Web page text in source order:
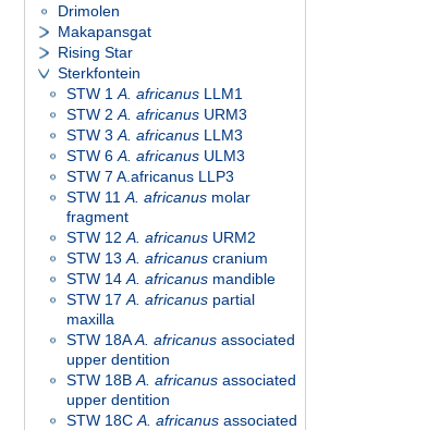
Drimolen
Makapansgat
Rising Star
Sterkfontein
STW 1 A. africanus LLM1
STW 2 A. africanus URM3
STW 3 A. africanus LLM3
STW 6 A. africanus ULM3
STW 7 A.africanus LLP3
STW 11 A. africanus molar
fragment
STW 12 A. africanus URM2
STW 13 A. africanus cranium
STW 14 A. africanus mandible
STW 17 A. africanus partial
maxilla
STW 18AA. africanus associated
upper dentition
STW 18B A. africanus associated
upper dentition
STW 18C A. africanus associated